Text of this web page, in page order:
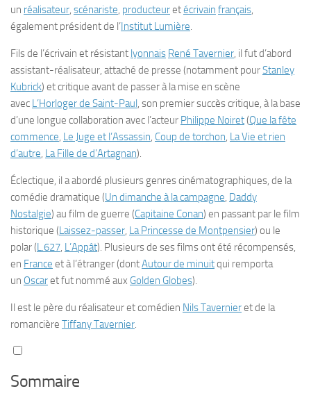
un réalisateur, scénariste, producteuretécrivain français,
également président de l’Institut Lumière.
Fils de l’écrivain et résistant lyonnais René Tavernier, il fut d’abord
assistant-réalisateur, attaché de presse (notamment pourStanley
Kubrick) et critique avant de passer à la mise en scène
avec L’Horloger de Saint-Paul, son premier succès critique, à la base
d’une longue collaboration avec l’acteur Philippe Noiret(Que la fête
commence, Le Juge et l’Assassin, Coup de torchon, La Vie et rien
d’autre, La Fille de d’Artagnan).
Éclectique, il a abordé plusieurs genres cinématographiques, de la
comédie dramatique (Un dimanche à la campagne, Daddy
Nostalgie) au film de guerre (Capitaine Conan) en passant par le film
historique (Laissez-passer, La Princesse de Montpensier) ou le
polar (L.627, L’Appât). Plusieurs de ses films ont été récompensés,
en France et à l’étranger (dontAutour de minuitqui remporta
un Oscaret fut nommé aux Golden Globes).
Il est le père du réalisateur et comédien Nils Tavernieret de la
romancière Tiffany Tavernier.
Sommaire